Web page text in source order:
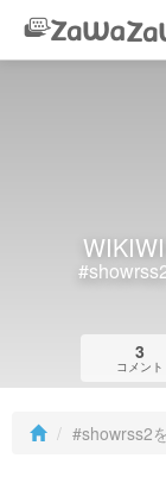
3
コメント
#showrss2